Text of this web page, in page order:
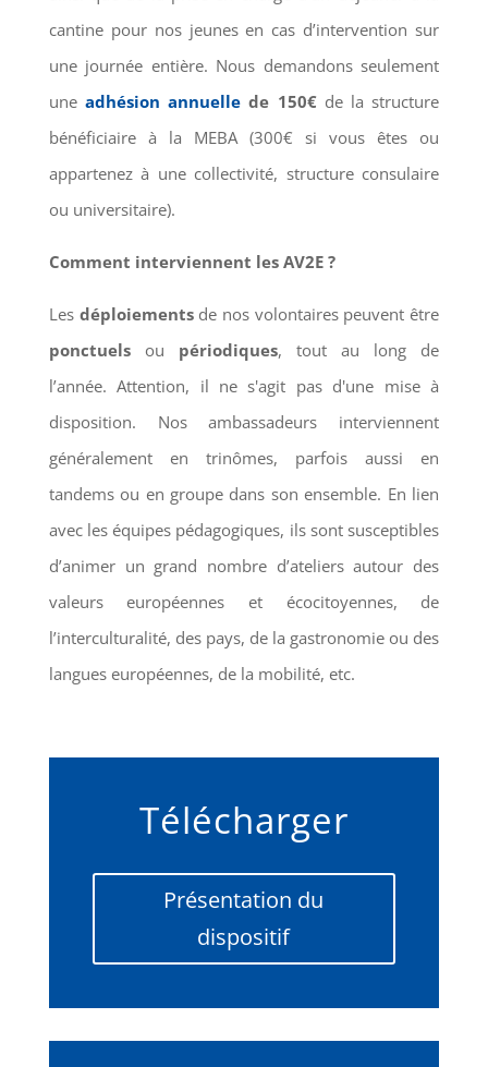
cantine pour nos jeunes en cas d’intervention sur
une journée entière. Nous demandons seulement
une adhésion annuelle de 150€de la structure
bénéficiaire à la MEBA (300€ si vous êtes ou
appartenez à une collectivité, structure consulaire
ou universitaire).
Comment interviennent les AV2E ?
Les déploiementsde nos volontaires peuvent être
ponctuelsou périodiques, tout au long de
l’année. Attention, il ne s'agit pas d'une mise à
disposition. Nos ambassadeurs interviennent
généralement en trinômes, parfois aussi en
tandems ou en groupe dans son ensemble. En lien
avec les équipes pédagogiques, ils sont susceptibles
d’animer un grand nombre d’ateliers autour des
valeurs européennes et écocitoyennes, de
l’interculturalité, des pays, de la gastronomie ou des
langues européennes, de la mobilité, etc.
Télécharger
Présentation du
dispositif